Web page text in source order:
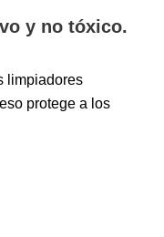
y no tóxico.
limpiadores
protege a los